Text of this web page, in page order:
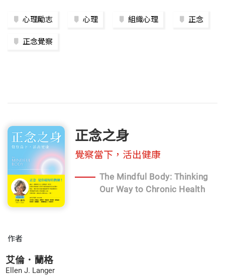
心理勵志 心理 組織心理 正念
正念覺察
正念之身
覺察當下，活出健康
The Mindful Body: Thinking
Our Way to Chronic Health
作者
艾倫．蘭格
Ellen J. Langer